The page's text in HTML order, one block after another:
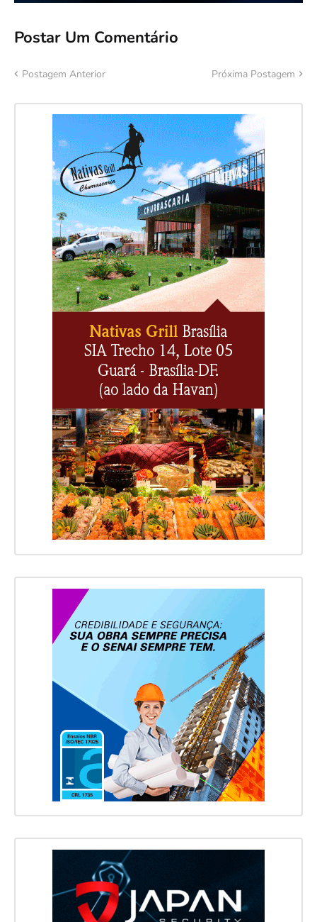
Postar Um Comentário
Postagem Anterior Próxima Postagem